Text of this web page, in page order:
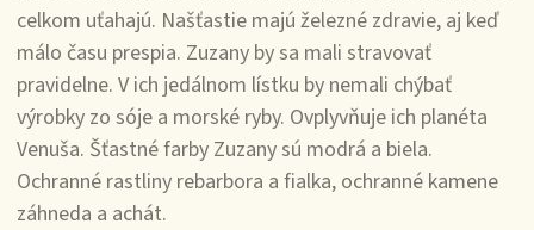
celkom uťahajú. Našťastie majú železné zdravie, aj keď
málo času prespia. Zuzany by sa mali stravovať
pravidelne. V ich jedálnom lístku by nemali chýbať
výrobky zo sóje a morské ryby. Ovplyvňuje ich planéta
Venuša. Šťastné farby Zuzany sú modrá a biela.
Ochranné rastliny rebarbora a fialka, ochranné kamene
záhneda a achát.